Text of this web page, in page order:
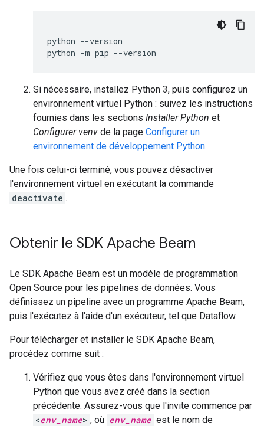
python --version
python -m pip --version
Si nécessaire, installez Python 3, puis configurez un
environnement virtuel Python : suivez les instructions
fournies dans les sections Installer Python et
Configurer venv de la page Configurer un
environnement de développement Python.
Une fois celui-ci terminé, vous pouvez désactiver
l'environnement virtuel en exécutant la commande
deactivate .
Obtenir le SDK Apache Beam
Le SDK Apache Beam est un modèle de programmation
Open Source pour les pipelines de données. Vous
définissez un pipeline avec un programme Apache Beam,
puis l'exécutez à l'aide d'un exécuteur, tel que Dataflow.
Pour télécharger et installer le SDK Apache Beam,
procédez comme suit :
Vérifiez que vous êtes dans l'environnement virtuel
Python que vous avez créé dans la section
précédente. Assurez-vous que l'invite commence par
<env_name> , où env_name est le nom de